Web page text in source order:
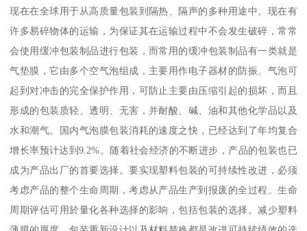
现在在全球用于从高质量包装到隔热、隔声的多种用途中。现在有
许多易碎物体的运输，为保证其在运输过程中不会发生破碎，常常
会使用缓冲包装制品进行包装，而常用的缓冲包装制品有一类就是
气垫膜，它由多个空气泡组成，主要用作电子器材的防振。气泡可
起到对冲击的完全保护作用，可防止主要由压缩引起的损坏，而且
形成的包装质轻、透明、无害，并耐酸、碱、油和其他化学品以及
水和潮气。国内气泡膜包装消耗的速度之快，已经达到了年均复合
增长率预计达到9.2%。随着社会经济的不断进步，产品的包装也已
成为产品出厂的首要选择。要实现塑料包装的可持续性改进，必须
考虑产品的整个生命周期，考虑从产品生产到报废的全过程。生命
周期评估可用於量化各种选择的影响，包括包装的选择。减少塑料